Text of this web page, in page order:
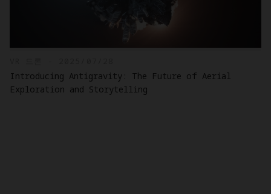
Introducing Antigravity: The Future of Aerial
Exploration and Storytelling